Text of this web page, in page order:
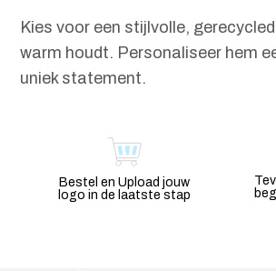
Kies voor een stijlvolle,
warm houdt. Personaliseer hem
uniek statement.
Bestel en Upload jouw
logo in de laatste stap